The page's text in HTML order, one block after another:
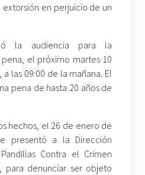
en perjuicio de un
la audiencia para la
el próximo martes 10
las 09:00 de la mañana. El
pena de hasta 20 años de
hechos, el 26 de enero de
presentó a la Dirección
Contra el Crimen
para denunciar ser objeto